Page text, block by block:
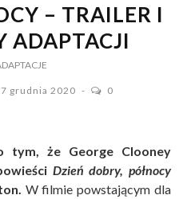
– TRAILER I
ADAPTACJI
grudnia 2020 0
tym, że George Clooney
Dzień dobry, północy
W filmie powstającym dla